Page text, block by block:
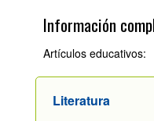
Información
Artículos educativos:
Literatura